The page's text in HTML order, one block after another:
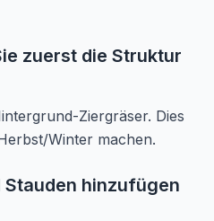
zuerst die Struktur
Ziergräser. Dies
Winter machen.
hinzufügen